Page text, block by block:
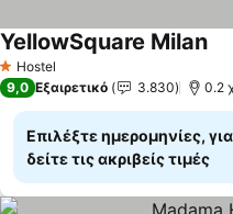
1 Αστέρια
Hostel
YellowSquare Milan
9,0 Εξαιρετικό 3.830 0.2
Επιλέξτε ημερομηνίες,
δείτε τις ακριβείς τιμές